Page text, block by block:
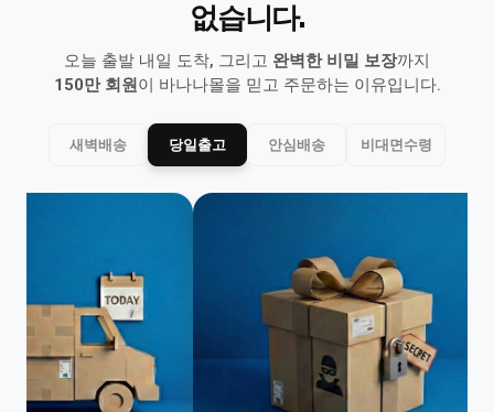
없습니다.
오늘 출발 내일 도착, 그리고 완벽한 비밀 보장까지
150만 회원이 바나나몰을 믿고 주문하는 이유입니다.
새벽배송 당일출고 안심배송 비대면수령